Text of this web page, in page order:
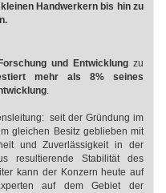
Handwerkern bis hin zu
Forschung und Entwicklung zu
mehr als 8% seines
.
seit der Gründung im
gleichen Besitz geblieben mit
und Zuverlässigkeit in der
resultierende Stabilität des
kann der Konzern heute auf
auf dem Gebiet der